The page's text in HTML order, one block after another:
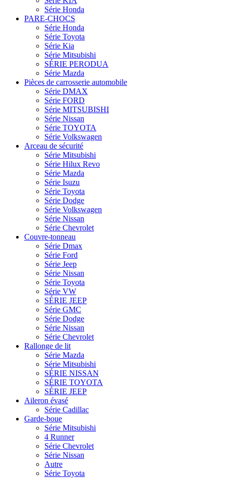
Série Honda
PARE-CHOCS
Série Honda
Série Toyota
Série Kia
Série Mitsubishi
SÉRIE PERODUA
Série Mazda
Pièces de carrosserie automobile
Série DMAX
Série FORD
Série MITSUBISHI
Série Nissan
Série TOYOTA
Série Volkswagen
Arceau de sécurité
Série Mitsubishi
Série Hilux Revo
Série Mazda
Série Isuzu
Série Toyota
Série Dodge
Série Volkswagen
Série Nissan
Série Chevrolet
Couvre-tonneau
Série Dmax
Série Ford
Série Jeep
Série Nissan
Série Toyota
Série VW
SÉRIE JEEP
Série GMC
Série Dodge
Série Nissan
Série Chevrolet
Rallonge de lit
Série Mazda
Série Mitsubishi
SÉRIE NISSAN
SÉRIE TOYOTA
SÉRIE JEEP
Aileron évasé
Série Cadillac
Garde-boue
Série Mitsubishi
4 Runner
Série Chevrolet
Série Nissan
Autre
Série Toyota